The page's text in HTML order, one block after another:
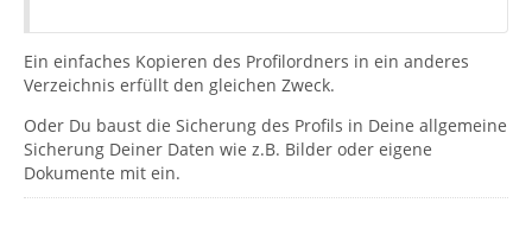
Ein einfaches Kopieren des Profilordners in ein anderes
Verzeichnis erfüllt den gleichen Zweck.
Oder Du baust die Sicherung des Profils in Deine allgemeine
Sicherung Deiner Daten wie z.B. Bilder oder eigene
Dokumente mit ein.